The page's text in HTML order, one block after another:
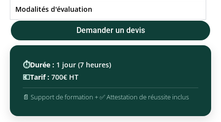
Modalités d'évaluation
Demander un devis
⏱️Durée : 1 jour (7 heures)
💶Tarif : 700€ HT
📄 Support de formation + ✅ Attestation de réussite inclus